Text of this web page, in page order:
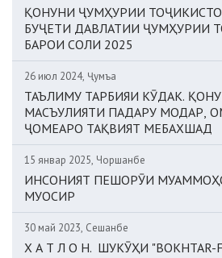
ҚОНУНИ ҶУМҲУРИИ
БУҶЕТИ ДАВЛАТИИ ҶУМҲУРИИ
БАРОИ СОЛИ 2025
26 июл 2024, Ҷумъа
ТАЪЛИМУ ТАРБИЯИ КӮДАК.
МАСЪУЛИЯТИ ПАДАРУ МОДАР,
ҶОМЕАРО ТАҚВИЯТ МЕБАХШАД
15 январ 2025, Чоршанбе
ИНСОНИЯТ ПЕШОРӮИ
МУОСИР
30 май 2023, Сешанбе
Х А Т Л О Н. ШУКӮҲИ "BOKHTAR-